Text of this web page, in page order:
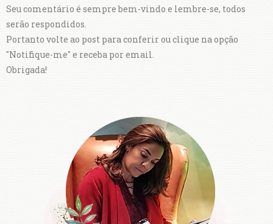
Seu comentário é sempre bem-vindo e lembre-se, todos
serão respondidos.
Portanto volte ao post para conferir ou clique na opção
"Notifique-me" e receba por email.
Obrigada!